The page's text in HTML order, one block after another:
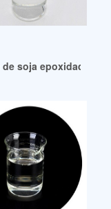
Chile
de soja epoxidado/